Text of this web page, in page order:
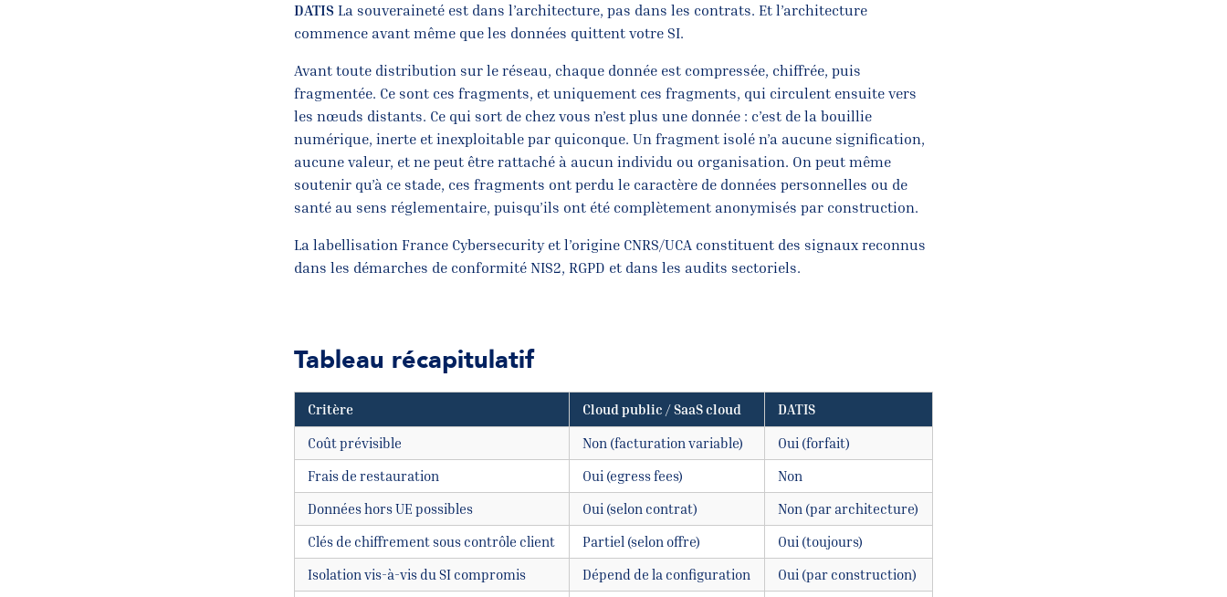
DATIS La souveraineté est dans l’architecture, pas dans les contrats. Et l’architecture
commence avant même que les données quittent votre SI.
Avant toute distribution sur le réseau, chaque donnée est compressée, chiffrée, puis
fragmentée. Ce sont ces fragments, et uniquement ces fragments, qui circulent ensuite vers
les nœuds distants. Ce qui sort de chez vous n’est plus une donnée : c’est de la bouillie
numérique, inerte et inexploitable par quiconque. Un fragment isolé n’a aucune signification,
aucune valeur, et ne peut être rattaché à aucun individu ou organisation. On peut même
soutenir qu’à ce stade, ces fragments ont perdu le caractère de données personnelles ou de
santé au sens réglementaire, puisqu’ils ont été complètement anonymisés par construction.
La labellisation France Cybersecurity et l’origine CNRS/UCA constituent des signaux reconnus
dans les démarches de conformité NIS2, RGPD et dans les audits sectoriels.
Tableau récapitulatif
Critère Cloud public / SaaS cloud DATIS
Coût prévisible Non (facturation variable)
Oui (forfait)
Frais de restauration
Oui (egress fees)
Non
Données hors UE possibles
Oui (selon contrat)
Non (par architecture)
Clés de chiffrement sous contrôle client
Partiel (selon offre)
Oui (toujours)
Isolation vis-à-vis du SI compromis
Dépend de la configuration Oui (par construction)